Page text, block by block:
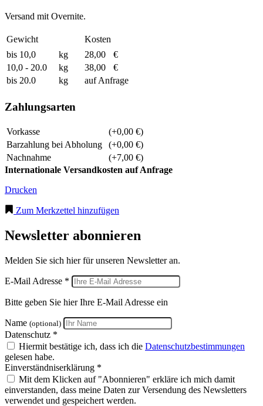
Versand mit Overnite.
Gewicht
Kosten
bis 10,0
kg 28,00
€
10,0 - 20.0
kg 38,00
€
bis 20.0
kg auf Anfrage
Zahlungsarten
Vorkasse
(+0,00 €)
Barzahlung bei Abholung
(+0,00 €)
Nachnahme
(+7,00 €)
Internationale Versandkosten auf Anfrage
Drucken
Zum Merkzettel hinzufügen
Newsletter abonnieren
Melden Sie sich hier für unseren Newsletter an.
E-Mail Adresse *
Bitte geben Sie hier Ihre E-Mail Adresse ein
Name (optional)
Datenschutz *
Hiermit bestätige ich, dass ich die Datenschutzbestimmungen
gelesen habe.
Einverständniserklärung *
Mit dem Klicken auf "Abonnieren" erkläre ich mich damit
einverstanden, dass meine Daten zur Versendung des Newsletters
verwendet und gespeichert werden.